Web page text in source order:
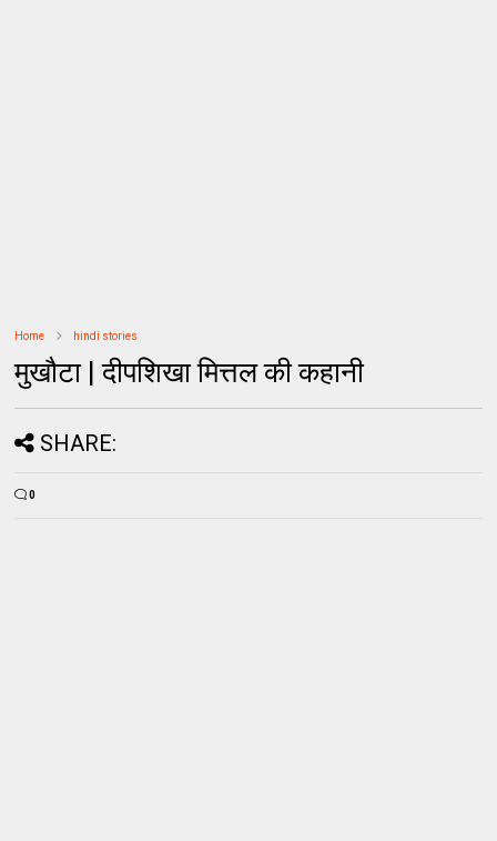
Home hindi stories
मुखौटा | दीपशिखा मित्तल की कहानी
SHARE:
0